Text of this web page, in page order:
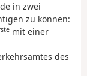
in zwei
zu können:
mit einer
des